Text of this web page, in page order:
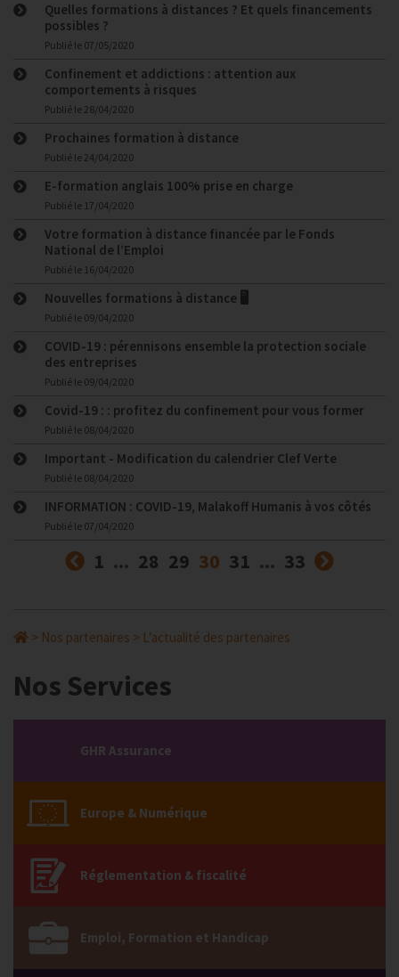
Quelles formations à distances ? Et quels financements
possibles ?
Publié le 07/05/2020
Confinement et addictions : attention aux
comportements à risques
Publié le 28/04/2020
Prochaines formation à distance
Publié le 24/04/2020
E-formation anglais 100% prise en charge
Publié le 17/04/2020
Votre formation à distance financée par le Fonds
National de l’Emploi
Publié le 16/04/2020
Nouvelles formations à distance 🖥
Publié le 09/04/2020
COVID-19 : pérennisons ensemble la protection sociale
des entreprises
Publié le 09/04/2020
Covid-19 : : profitez du confinement pour vous former
Publié le 08/04/2020
Important - Modification du calendrier Clef Verte
Publié le 08/04/2020
INFORMATION : COVID-19, Malakoff Humanis à vos côtés
Publié le 07/04/2020
Précédent
1 ... 28 29 30 (courante)
31 ... 33
> Nos partenaires > L’actualité des partenaires
Nos Services
GHR Assurance
Europe & Numérique
Réglementation & fiscalité
Emploi, Formation et Handicap